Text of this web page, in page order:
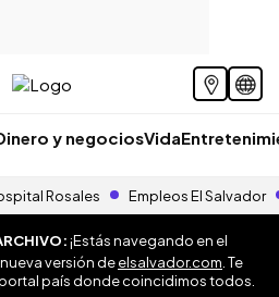
y negociosVida
Rosales Empleos El Salvador
¡Estás navegando en el
versión deelsalvador.com . Te
país donde coincidimos todos.